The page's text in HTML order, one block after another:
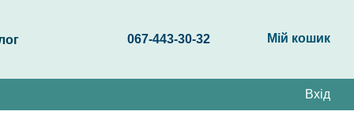
067-443-30-32 Мій кошик
Вхід